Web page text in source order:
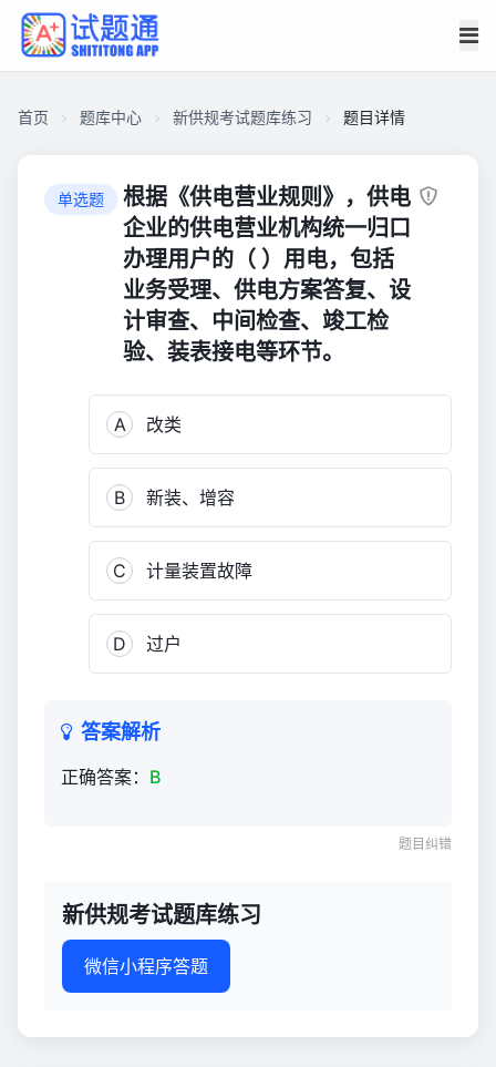
首页 题库中心 新供规考试题库练习 题目详情
单选题
根据《供电营业规则》，供电
企业的供电营业机构统一归口
办理用户的（ ）用电，包括
业务受理、供电方案答复、设
计审查、中间检查、竣工检
验、装表接电等环节。
A 改类
B 新装、增容
C 计量装置故障
D 过户
答案解析
正确答案： B
题目纠错
新供规考试题库练习
微信小程序答题